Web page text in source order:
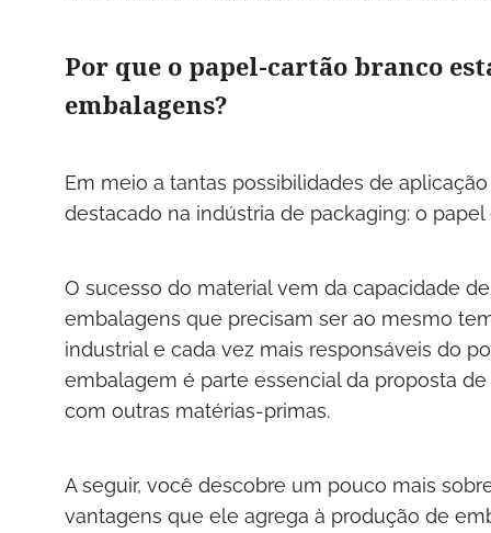
Por que o papel-cartão branco
embalagens?
Em meio a tantas possibilidades de
destacado na indústria de packaging: o
O sucesso do material vem da capacidade
embalagens que precisam ser ao mesmo
industrial e cada vez mais responsáveis do
embalagem é parte essencial da proposta
com outras matérias-primas.
A seguir, você descobre um pouco mais
vantagens que ele agrega à produção de